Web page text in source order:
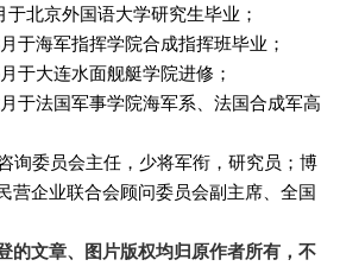
于北京外国语大学研究生毕业；
于海军指挥学院合成指挥班毕业；
于大连水面舰艇学院进修；
于法国军事学院海军系、法国合成军高
委员会主任，少将军衔，研究员； 博
营企业联合会顾问委员会副主席、全国
的文章、图片版权均归原作者所有，不